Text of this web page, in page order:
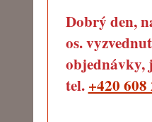
Dobrý den,
os.
objednávky,
tel. +420 608